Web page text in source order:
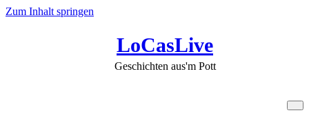
Zum Inhalt springen
LoCasLive
Geschichten aus'm Pott